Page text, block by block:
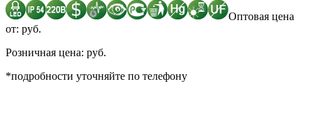
Оптовая цена
от: руб.
Розничная цена: руб.
*подробности уточняйте по телефону